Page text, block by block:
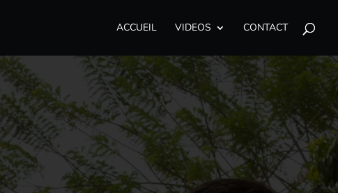
ACCUEIL VIDEOS CONTACT